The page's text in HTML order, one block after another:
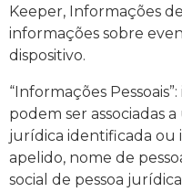
Keeper, Informações
informações sobre
dispositivo.
“Informações
podem ser associadas
jurídica identificada ou
apelido, nome de
social de pessoa